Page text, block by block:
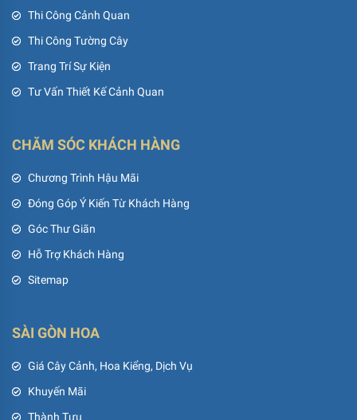
Thi Công Cảnh Quan
Thi Công Tường Cây
Trang Trí Sự Kiện
Tư Vấn Thiết Kế Cảnh Quan
CHĂM SÓC KHÁCH HÀNG
Chương Trình Hậu Mãi
Đóng Góp Ý Kiến Từ Khách Hàng
Góc Thư Giãn
Hỗ Trợ Khách Hàng
Sitemap
SÀI GÒN HOA
Giá Cây Cảnh, Hoa Kiểng, Dịch Vụ
Khuyến Mãi
Thành Tựu